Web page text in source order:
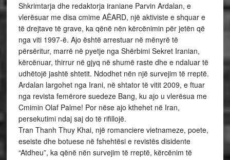
Shkrimtarja dhe redaktorja iraniane Parvin Ardalan, e
vlerësuar me disa cmime AËARD, një aktiviste e shquar e
të drejtave të grave, ka qënë nën kërcënimin për jetën që
nga viti 1997-ë. Ajo është arrestuar në mënyrë të
përsëritur, marrë në pyetje nga Shërbimi Sekret Iranian,
kërcënuar, thirrur në gjyq në shumë raste dhe e ndaluar të
udhëtojë jashtë shtetit. Ndodhet nën një survejim të rreptë.
Ardalan largohet nga Irani, në shtator të vitit 2009, e ftuar
nga revista femërore suedeze Bang, ku ajo u vlerësua me
Cmimin Olaf Palme! Por nëse ajo kthehet në Iran,
persekutimi ndaj saj do të rifillojë.
Tran Thanh Thuy Khai, një romanciere vietnameze, poete,
eseiste dhe botuese në fshehtësi e revistës disidente
“Atdheu”, ka qënë nën survejim të rreptë, kërcënim të